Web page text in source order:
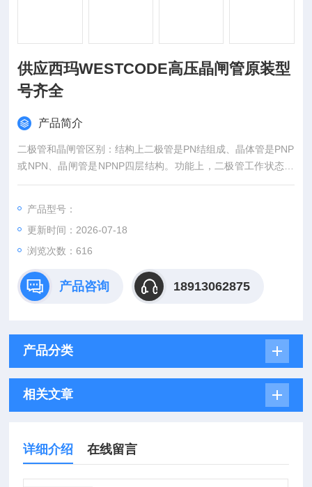
供应西玛WESTCODE高压晶闸管原装型
号齐全
产品简介
二极管和晶闸管区别：结构上二极管是PN结组成、晶体管是PNP
或NPN、晶闸管是NPNP四层结构。功能上，二极管工作状态：
正向导通、反向不导通、反向击穿。晶闸管工作状态：反阻止状
低，故而市场应用远高于晶闸管，晶闸管 for 交流、大电流等应
用场景也偏工业。供应西玛WESTCODE高压晶闸管原装型号齐
全
产品型号：
更新时间：2026-07-18
浏览次数：616
产品咨询 18913062875
产品分类
相关文章
详细介绍 在线留言